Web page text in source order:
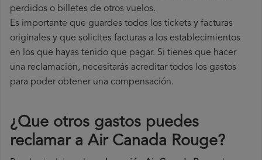
perdidos o billetes de otros vuelos.
Es importante que guardes todos los tickets y facturas
originales y que solicites facturas a los establecimientos
en los que hayas tenido que pagar. Si tienes que hacer
una reclamación, necesitarás acreditar todos los gastos
para poder obtener una compensación.
¿Que otros gastos puedes
reclamar a Air Canada Rouge​?